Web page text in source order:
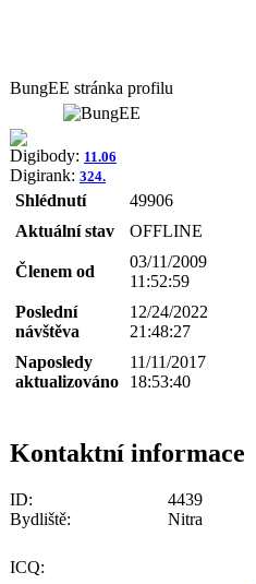
BungEE stránka profilu
Digibody: 11.06
Digirank: 324.
Shlédnutí
49906
Aktuální stav
OFFLINE
Členem od
03/11/2009
11:52:59
Poslední
návštěva
12/24/2022
21:48:27
Naposledy
aktualizováno
11/11/2017
18:53:40
Kontaktní informace
ID:
4439
Bydliště:
Nitra
ICQ: